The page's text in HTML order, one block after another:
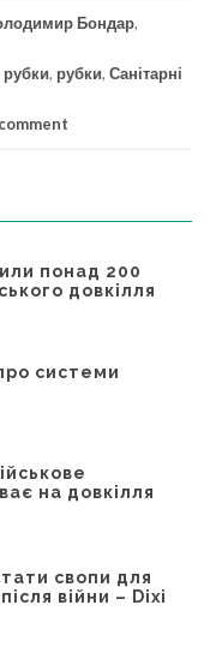
Бондар,
рубки, рубки, Санітарні
понад 200
довкілля
системи
на довкілля
свопи для
війни – Dixi